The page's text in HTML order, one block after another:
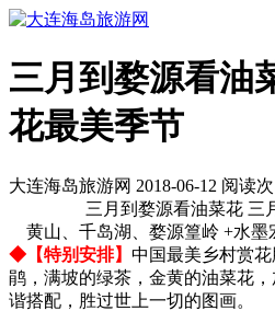
三月到婺源看油
花最美季节
大连海岛旅游网 2018-06-12 阅读次
三月到婺源看油菜花 三
黄山、千岛湖、婺源篁岭 +水墨
◆【特别安排】 中国最美乡村赏
鹃，满坡的绿茶，金黄的油菜花
谐搭配，胜过世上一切的图画。